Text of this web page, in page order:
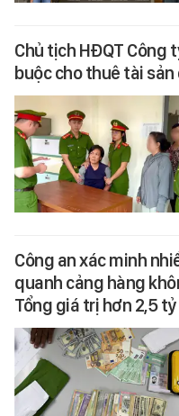
Chủ tịch HĐQT Công
buộc cho thuê tài
Công an xác minh
quanh cảng hàng
Tổng giá trị hơn 2,5